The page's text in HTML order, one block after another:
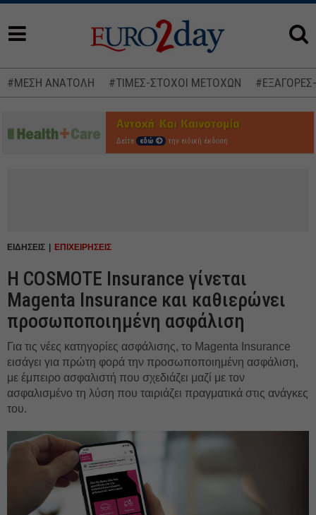
#ΜΕΣΗ ΑΝΑΤΟΛΗ #ΤΙΜΕΣ-ΣΤΟΧΟΙ ΜΕΤΟΧΩΝ
Δείτε εδώ την ειδική έκδοση
ΕΙΔΗΣΕΙΣ ΕΠΙΧΕΙΡΗΣΕΙΣ
Η COSMOTE Insurance γίνεται
Magenta Insurance και καθιερώνει
προσωποποιημένη ασφάλιση
Για τις νέες κατηγορίες ασφάλισης, το Magenta Insurance
εισάγει για πρώτη φορά την προσωποποιημένη ασφάλιση,
με έμπειρο ασφαλιστή που σχεδιάζει μαζί με τον
ασφαλισμένο τη λύση που ταιριάζει πραγματικά στις ανάγκες
του.